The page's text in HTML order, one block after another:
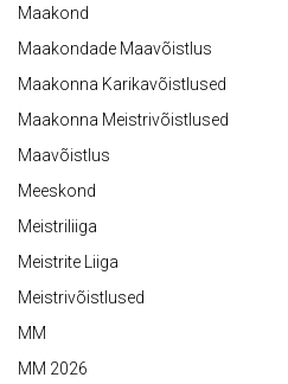
Maakond
Maakondade Maavõistlus
Maakonna Karikavõistlused
Maakonna Meistrivõistlused
Maavõistlus
Meeskond
Meistriliiga
Meistrite Liiga
Meistrivõistlused
MM
MM 2026